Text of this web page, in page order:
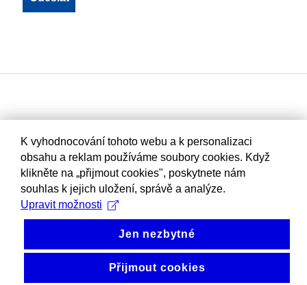
K vyhodnocování tohoto webu a k personalizaci
obsahu a reklam používáme soubory cookies. Když
klikněte na „přijmout cookies", poskytnete nám
souhlas k jejich uložení, správě a analýze.
Upravit možnosti
Jen nezbytné
Přijmout cookies